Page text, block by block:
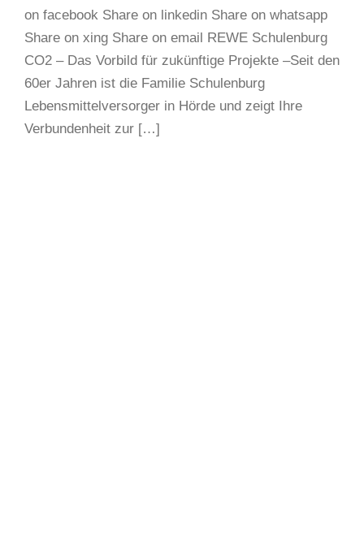
on facebook Share on linkedin Share on whatsapp
Share on xing Share on email REWE Schulenburg
CO2 – Das Vorbild für zukünftige Projekte –Seit den
60er Jahren ist die Familie Schulenburg
Lebensmittelversorger in Hörde und zeigt Ihre
Verbundenheit zur […]